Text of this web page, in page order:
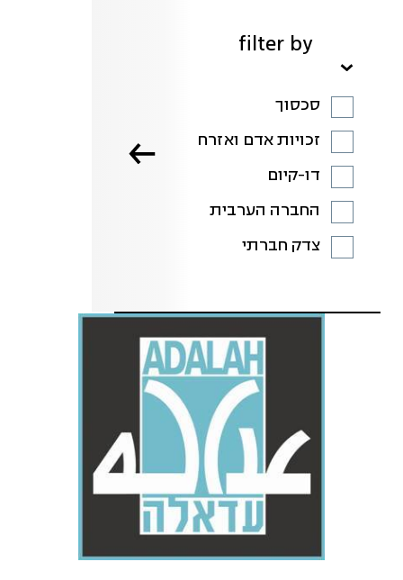
filter by
סכסוך
זכויות אדם ואזרח
דו-קיום
החברה הערבית
צדק חברתי